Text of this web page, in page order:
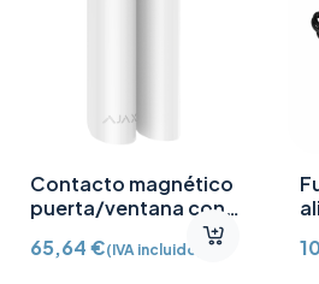
Contacto magnético
puerta/ventana con
Detector vibración e
inclinación AJ-
65,64€(IVA incluido)